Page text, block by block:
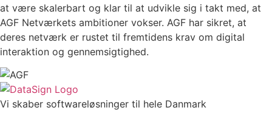
at være skalerbart og klar til at udvikle sig i takt med, at
AGF Netværkets ambitioner vokser. AGF har sikret, at
deres netværk er rustet til fremtidens krav om digital
interaktion og gennemsigtighed.
Vi skaber softwareløsninger til hele Danmark